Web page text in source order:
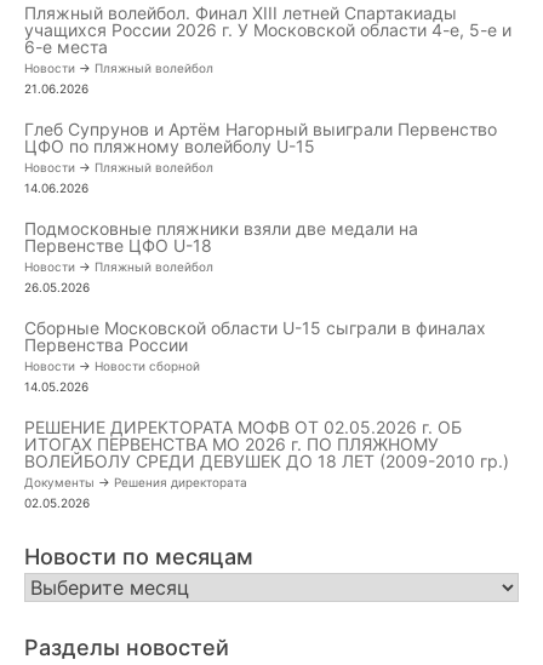
Пляжный волейбол. Финал XIII летней Спартакиады
учащихся России 2026 г. У Московской области 4-е, 5-е и
6-е места
Новости -> Пляжный волейбол
21.06.2026
Глеб Супрунов и Артём Нагорный выиграли Первенство
ЦФО по пляжному волейболу U-15
Новости -> Пляжный волейбол
14.06.2026
Подмосковные пляжники взяли две медали на
Первенстве ЦФО U-18
Новости -> Пляжный волейбол
26.05.2026
Сборные Московской области U-15 сыграли в финалах
Первенства России
Новости -> Новости сборной
14.05.2026
РЕШЕНИЕ ДИРЕКТОРАТА МОФВ ОТ 02.05.2026 г. ОБ
ИТОГАХ ПЕРВЕНСТВА МО 2026 г. ПО ПЛЯЖНОМУ
ВОЛЕЙБОЛУ СРЕДИ ДЕВУШЕК ДО 18 ЛЕТ (2009-2010 гр.)
Документы -> Решения директората
02.05.2026
Новости по месяцам
Новости
месяцам
Разделы новостей